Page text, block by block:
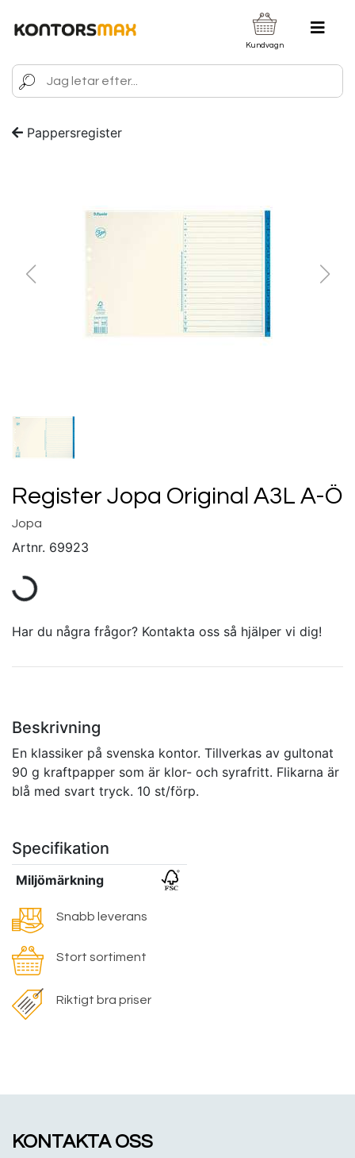
Kundvagn
Pappersregister
Register Jopa Original A3L A-Ö
Jopa
Artnr. 69923
Har du några frågor? Kontakta oss så hjälper vi dig!
Beskrivning
En klassiker på svenska kontor. Tillverkas av gultonat
90 g kraftpapper som är klor- och syrafritt. Flikarna är
blå med svart tryck. 10 st/förp.
Specifikation
Miljömärkning
Snabb leverans
Stort sortiment
Riktigt bra priser
KONTAKTA OSS